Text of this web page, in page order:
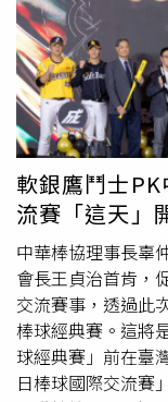
《罪人》（Sinner
最佳男主角、最佳
大獎。潔西伯克利
（Michael B.
主角麥可B喬丹（
近剛因嘲弄芭蕾舞
「甜茶」提摩西夏
《游牧人生》導演
西伯克利（Jessie
深》導演吉勒摩戴
人》（
設計3項技術獎；
Cregger）的《凶
艾美麥蒂根（
尤沃金提爾（
弟，從造型、口音
狂、最具爆發力的
張力，打造出極具
盛讚。此次台灣重
過超大畫幅與270
重新感受《罪人》
項大獎、被視為奧
勢回歸。電影由保
皮歐、西恩潘、班
段結合政治陰謀、
納多在片中化身鐵
西恩潘展開長達16
名。此外，由「不
以賽道實景拍攝成
BAFTA最佳音效獎
軟銀鷹鬥士
流賽「這天」
中華棒協理事長辜
會長王貞治首肯，
交流賽事，透過此
棒球經典賽。這將
球經典賽」前在臺
日棒球國際交流賽